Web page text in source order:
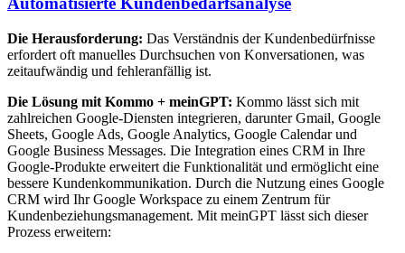
Die Herausforderung: Das Verständnis der Kundenbedürfnisse
erfordert oft manuelles Durchsuchen von Konversationen, was
zeitaufwändig und fehleranfällig ist.
Die Lösung mit Kommo + meinGPT: Kommo lässt sich mit
zahlreichen Google-Diensten integrieren, darunter Gmail, Google
Sheets, Google Ads, Google Analytics, Google Calendar und
Google Business Messages. Die Integration eines CRM in Ihre
Google-Produkte erweitert die Funktionalität und ermöglicht eine
bessere Kundenkommunikation. Durch die Nutzung eines Google
CRM wird Ihr Google Workspace zu einem Zentrum für
Kundenbeziehungsmanagement. Mit meinGPT lässt sich dieser
Prozess erweitern: